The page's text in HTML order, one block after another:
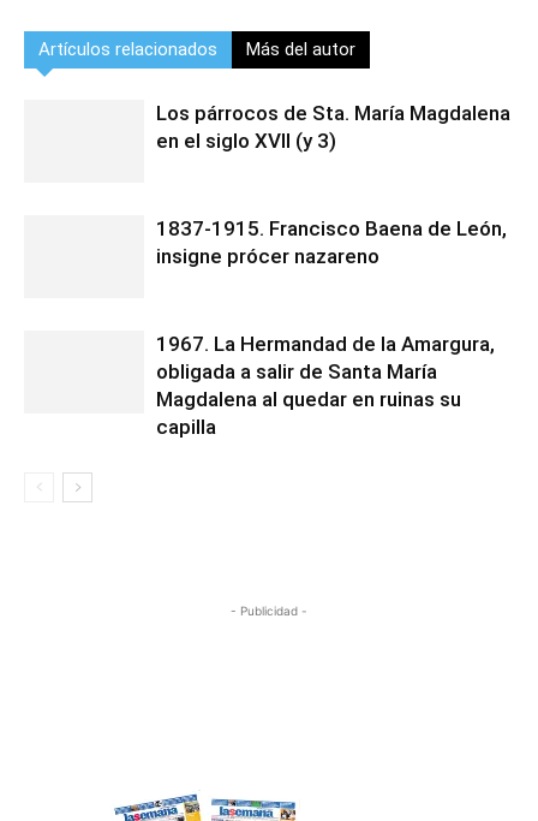
Artículos relacionados Más del autor
Los párrocos de Sta. María Magdalena
en el siglo XVII (y 3)
1837-1915. Francisco Baena de León,
insigne prócer nazareno
1967. La Hermandad de la Amargura,
obligada a salir de Santa María
Magdalena al quedar en ruinas su
capilla
- Publicidad -